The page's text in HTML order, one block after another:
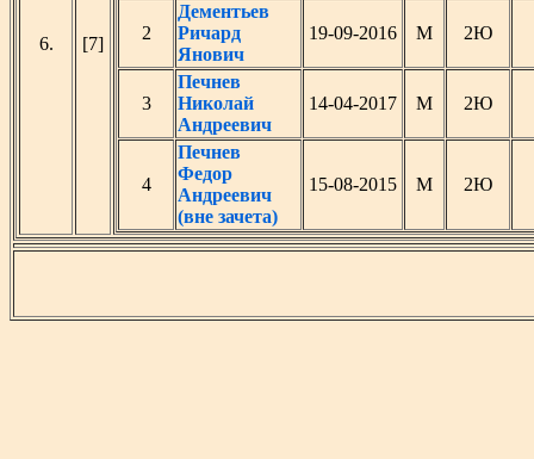
6. [7]
2
Дементьев
Ричард
Янович
19-09-2016 М 2Ю
3
Печнев
Николай
Андреевич
14-04-2017 М 2Ю
4
Печнев
Федор
Андреевич
(вне зачета)
15-08-2015 М 2Ю